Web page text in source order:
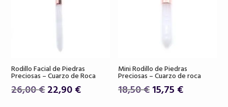
Rodillo Facial de Piedras
Preciosas – Cuarzo de Roca
26,00€El
22,90€El
Mini Rodillo de Piedras
Preciosas – Cuarzo de roca
18,50€El
15,75 €El